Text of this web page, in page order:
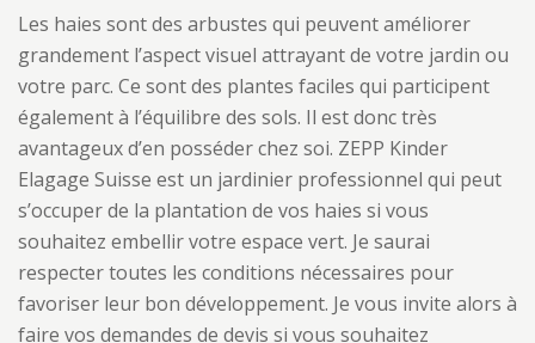
Les haies sont des arbustes qui peuvent améliorer
grandement l’aspect visuel attrayant de votre jardin ou
votre parc. Ce sont des plantes faciles qui participent
également à l’équilibre des sols. Il est donc très
avantageux d’en posséder chez soi. ZEPP Kinder
Elagage Suisse est un jardinier professionnel qui peut
s’occuper de la plantation de vos haies si vous
souhaitez embellir votre espace vert. Je saurai
respecter toutes les conditions nécessaires pour
favoriser leur bon développement. Je vous invite alors à
faire vos demandes de devis si vous souhaitez